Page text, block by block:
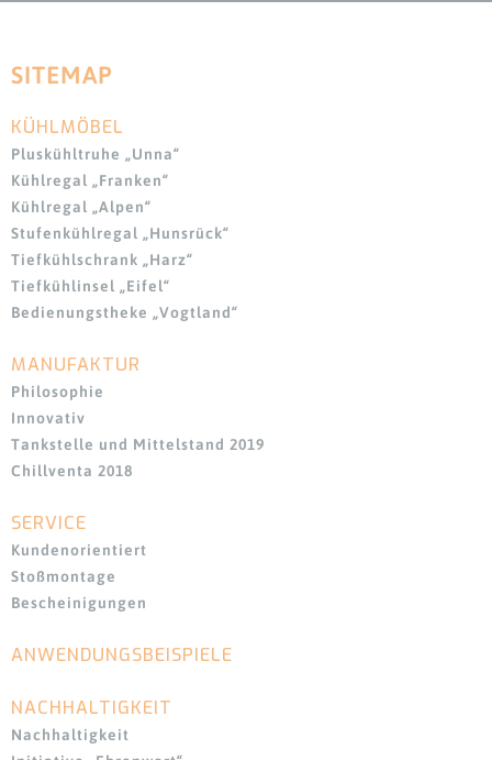
SITEMAP
Navigation
überspringen
KÜHLMÖBEL
Pluskühltruhe „Unna“
Kühlregal „Franken“
Kühlregal „Alpen“
Stufenkühlregal „Hunsrück“
Tiefkühlschrank „Harz“
Tiefkühlinsel „Eifel“
Bedienungstheke „Vogtland“
Navigation
überspringen
MANUFAKTUR
Philosophie
Innovativ
Tankstelle und Mittelstand 2019
Chillventa 2018
SERVICE
Kundenorientiert
Stoßmontage
Bescheinigungen
Navigation
ANWENDUNGSBEISPIELE
NACHHALTIGKEIT
Nachhaltigkeit